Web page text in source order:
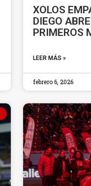
XOLOS
DIEGO
PRIMEROS
LEER MÁS »
febrero 6, 2026